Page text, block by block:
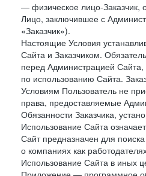
— физическое лицо-Заказчик,
Лицо, заключившее с
«Заказчик»).
Настоящие Условия
Сайта и Заказчиком.
перед Администрацией
по использованию Сайта.
Условиям Пользователь не
права, предоставляемые
Обязанности Заказчика,
Использование Сайта
Сайт предназначен для
о компаниях как
Использование Сайта в иных